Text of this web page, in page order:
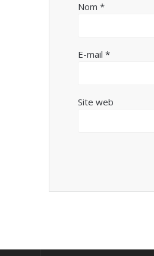
Nom*
E-mail*
Site web